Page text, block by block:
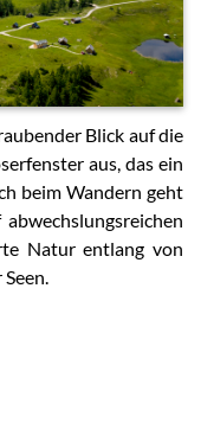
Blick auf die
aus, das ein
beim Wandern geht
Natur entlang von